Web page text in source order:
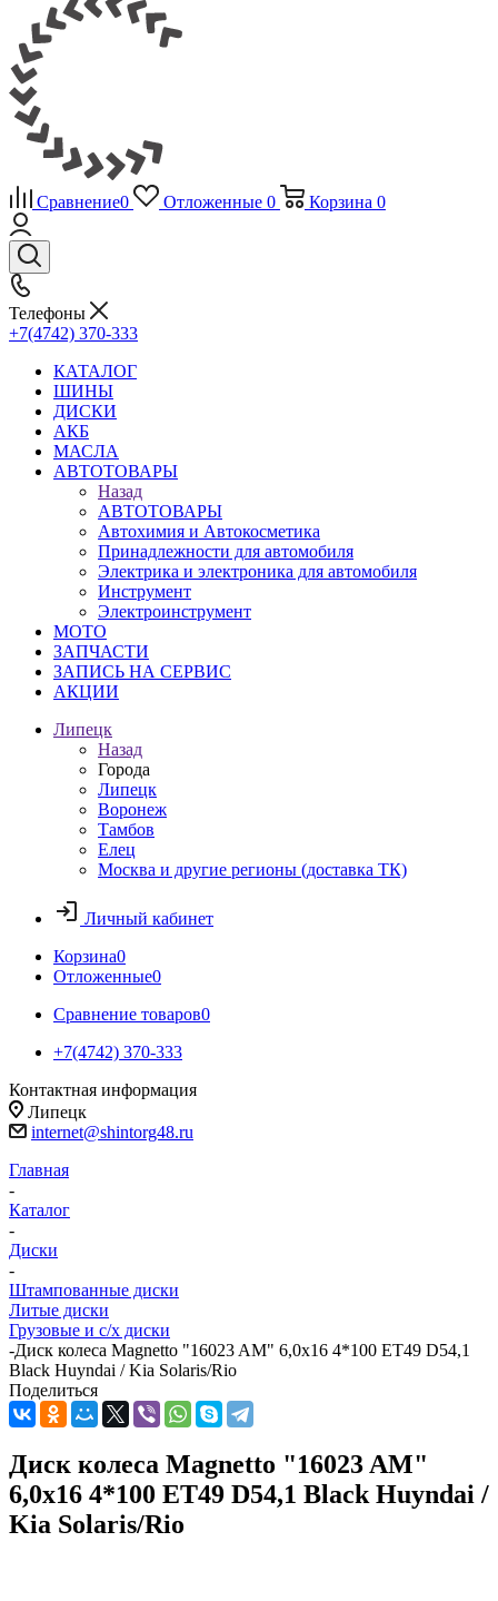
Сравнение0 Отложенные 0 Корзина 0
Телефоны
+7(4742) 370-333
КАТАЛОГ
ШИНЫ
ДИСКИ
АКБ
МАСЛА
АВТОТОВАРЫ
Назад
АВТОТОВАРЫ
Автохимия и Автокосметика
Принадлежности для автомобиля
Электрика и электроника для автомобиля
Инструмент
Электроинструмент
МОТО
ЗАПЧАСТИ
ЗАПИСЬ НА СЕРВИС
АКЦИИ
Липецк
Назад
Города
Липецк
Воронеж
Тамбов
Елец
Москва и другие регионы (доставка ТК)
Личный кабинет
Корзина0
Отложенные0
Сравнение товаров0
+7(4742) 370-333
Контактная информация
Липецк
internet@shintorg48.ru
Главная
-
Каталог
-
Диски
-
Штампованные диски
Литые диски
Грузовые и с/х диски
-Диск колеса Magnetto "16023 AM" 6,0x16 4*100 ET49 D54,1
Black Huyndai / Kia Solaris/Rio
Поделиться
Диск колеса Magnetto "16023 AM"
6,0x16 4*100 ET49 D54,1 Black Huyndai /
Kia Solaris/Rio